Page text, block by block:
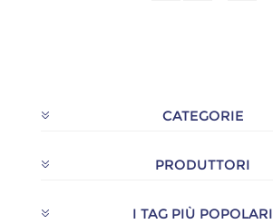
CATEGORIE
PRODUTTORI
I TAG PIÙ POPOLARI